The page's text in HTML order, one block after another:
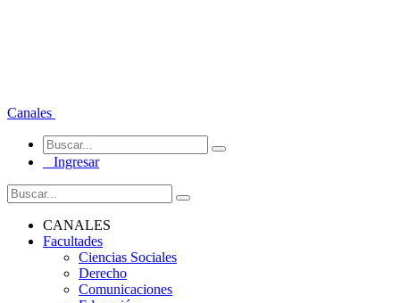
Canales
Ingresar
CANALES
Facultades
Ciencias Sociales
Derecho
Comunicaciones